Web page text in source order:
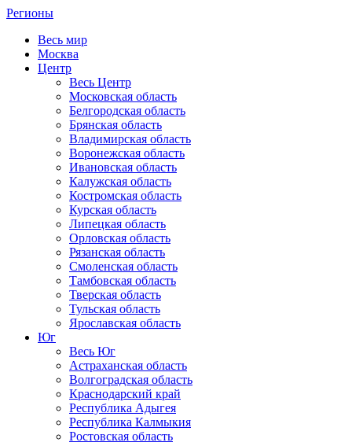
Регионы
Весь мир
Москва
Центр
Весь Центр
Московская область
Белгородская область
Брянская область
Владимирская область
Воронежская область
Ивановская область
Калужская область
Костромская область
Курская область
Липецкая область
Орловская область
Рязанская область
Смоленская область
Тамбовская область
Тверская область
Тульская область
Ярославская область
Юг
Весь Юг
Астраханская область
Волгоградская область
Краснодарский край
Республика Адыгея
Республика Калмыкия
Ростовская область